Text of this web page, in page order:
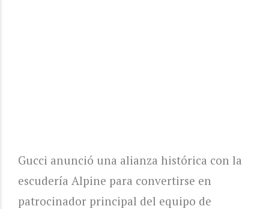
Gucci anunció una alianza histórica con la
escudería Alpine para convertirse en
patrocinador principal del equipo de